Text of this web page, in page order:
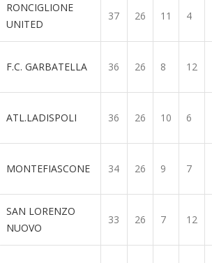
RONCIGLIONE
UNITED
37 26 11 4
F.C. GARBATELLA 36 26 8 12
ATL.LADISPOLI 36 26 10 6
MONTEFIASCONE 34 26 9 7
SAN LORENZO
NUOVO
33 26 7 12